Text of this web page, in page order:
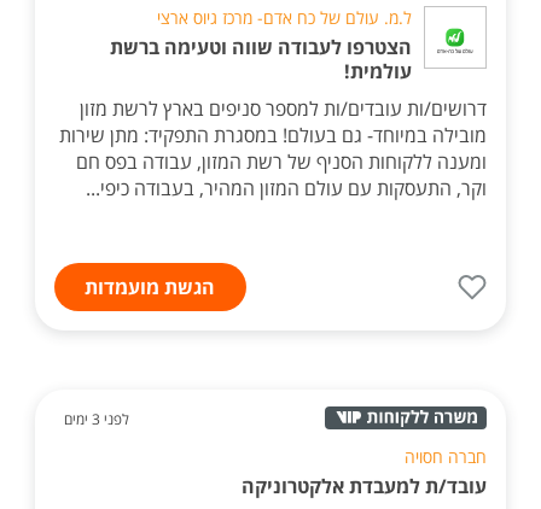
ל.מ. עולם של כח אדם- מרכז גיוס ארצי
הצטרפו לעבודה שווה וטעימה ברשת
עולמית!
דרושים/ות עובדים/ות למספר סניפים בארץ לרשת מזון
מובילה במיוחד- גם בעולם! במסגרת התפקיד: מתן שירות
ומענה ללקוחות הסניף של רשת המזון, עבודה בפס חם
וקר, התעסקות עם עולם המזון המהיר, בעבודה כיפי...
הגשת מועמדות
לפני 3 ימים
חברה חסויה
עובד/ת למעבדת אלקטרוניקה